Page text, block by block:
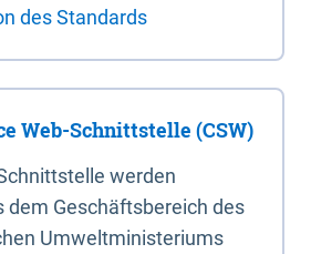
des Standards
Web-Schnittstelle (CSW)
werden
dem Geschäftsbereich des
Umweltministeriums